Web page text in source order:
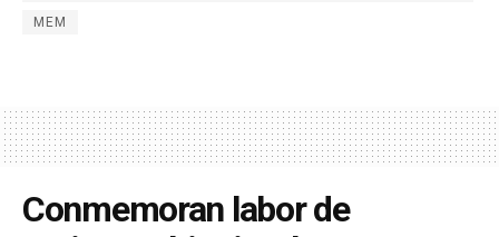
MEM
Conmemoran labor de